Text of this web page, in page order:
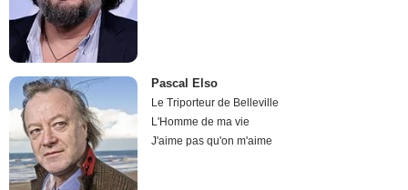
Pascal Elso
Le Triporteur de Belleville
L'Homme de ma vie
J'aime pas qu'on m'aime